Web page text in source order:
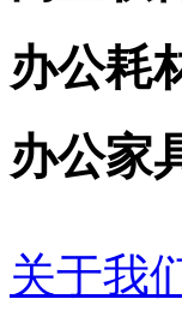
办公耗
办公家
关于我